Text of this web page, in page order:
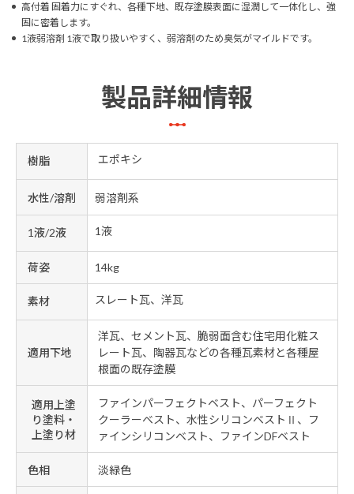
高付着 固着力にすぐれ、各種下地、既存塗膜表面に湿潤して一体化し、強
固に密着します。
1液弱溶剤 1液で取り扱いやすく、弱溶剤のため臭気がマイルドです。
製品詳細情報
樹脂 エポキシ
水性/溶剤 弱溶剤系
1液/2液 1液
荷姿 14kg
素材 スレート瓦、洋瓦
適用下地
洋瓦、セメント瓦、脆弱面含む住宅用化粧ス
レート瓦、陶器瓦などの各種瓦素材と各種屋
根面の既存塗膜
適用上塗
り塗料・
上塗り材
ファインパーフェクトベスト、パーフェクト
クーラーベスト、水性シリコンベストⅡ、フ
ァインシリコンベスト、ファインDFベスト
色相 淡緑色